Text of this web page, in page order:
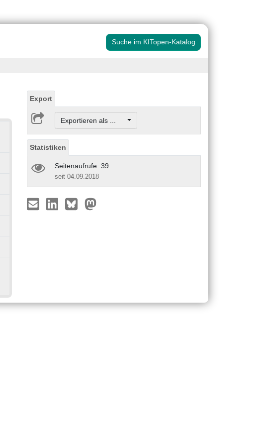
Suche im KITopen-Katalog
Export
Exportieren als ...
Statistiken
Seitenaufrufe: 39
seit 04.09.2018